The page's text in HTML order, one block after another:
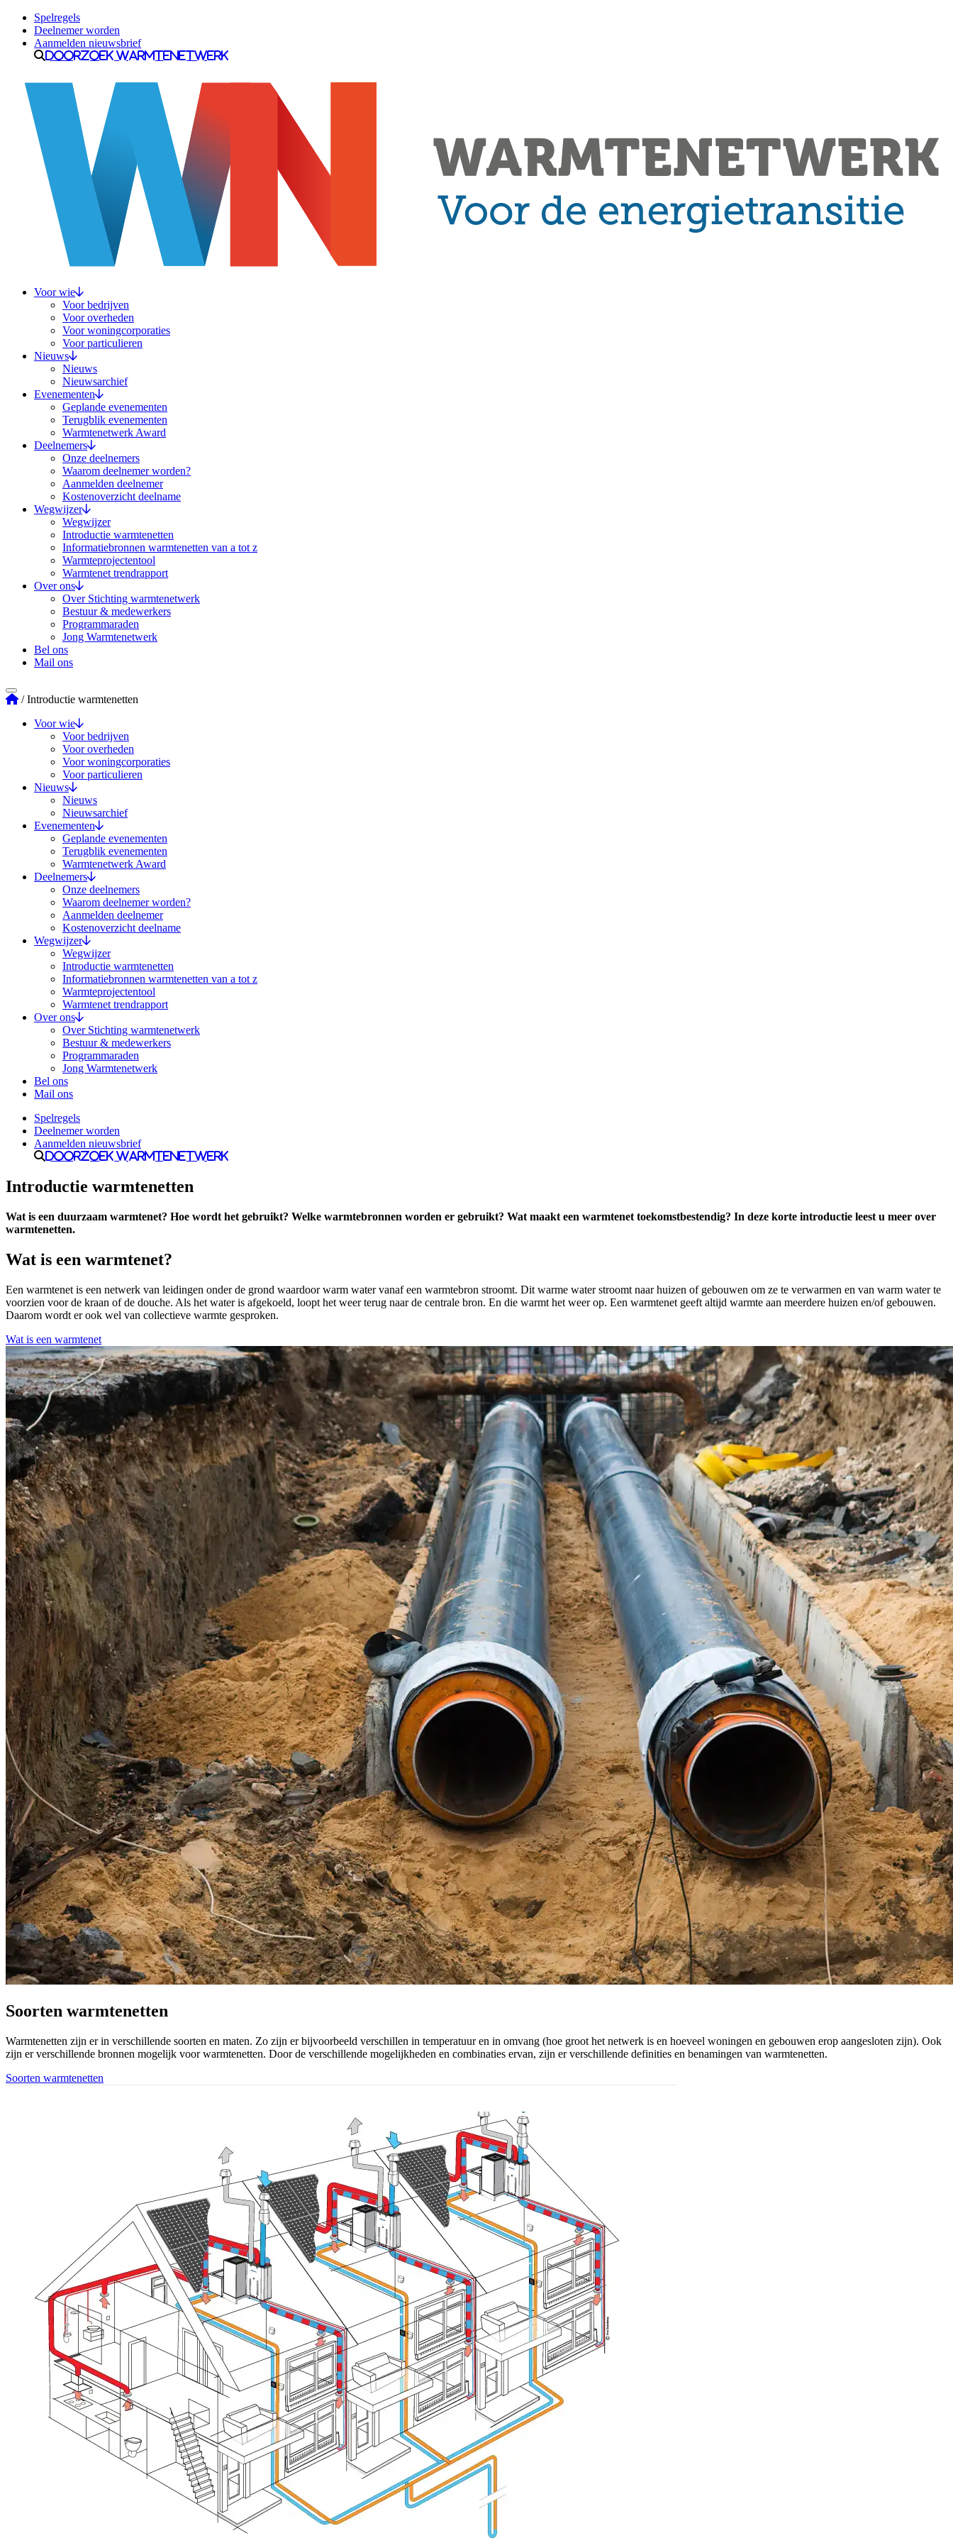
Ga naar inhoud
Spelregels
Deelnemer worden
Aanmelden nieuwsbrief
Doorzoek Warmtenetwerk
Voor wie
Voor bedrijven
Voor overheden
Voor woningcorporaties
Voor particulieren
Nieuws
Nieuws
Nieuwsarchief
Evenementen
Geplande evenementen
Terugblik evenementen
Warmtenetwerk Award
Deelnemers
Onze deelnemers
Waarom deelnemer worden?
Aanmelden deelnemer
Kostenoverzicht deelname
Wegwijzer
Wegwijzer
Introductie warmtenetten
Informatiebronnen warmtenetten van a tot z
Warmteprojectentool
Warmtenet trendrapport
Over ons
Over Stichting warmtenetwerk
Bestuur & medewerkers
Programmaraden
Jong Warmtenetwerk
Bel ons
Mail ons
Stichting Warmtenetwerk
/Introductie warmtenetten
Voor wie
Voor bedrijven
Voor overheden
Voor woningcorporaties
Voor particulieren
Nieuws
Nieuws
Nieuwsarchief
Evenementen
Geplande evenementen
Terugblik evenementen
Warmtenetwerk Award
Deelnemers
Onze deelnemers
Waarom deelnemer worden?
Aanmelden deelnemer
Kostenoverzicht deelname
Wegwijzer
Wegwijzer
Introductie warmtenetten
Informatiebronnen warmtenetten van a tot z
Warmteprojectentool
Warmtenet trendrapport
Over ons
Over Stichting warmtenetwerk
Bestuur & medewerkers
Programmaraden
Jong Warmtenetwerk
Bel ons
Mail ons
Spelregels
Deelnemer worden
Aanmelden nieuwsbrief
Doorzoek Warmtenetwerk
Introductie warmtenetten
Wat is een duurzaam warmtenet? Hoe wordt het gebruikt? Welke warmtebronnen worden er gebruikt? Wat maakt een warmtenet toekomstbestendig? In deze korte introductie leest u meer over
warmtenetten.
Wat is een warmtenet?
Een warmtenet is een netwerk van leidingen onder de grond waardoor warm water vanaf een warmtebron stroomt. Dit warme water stroomt naar huizen of gebouwen om ze te verwarmen en van warm water te
voorzien voor de kraan of de douche. Als het water is afgekoeld, loopt het weer terug naar de centrale bron. En die warmt het weer op. Een warmtenet geeft altijd warmte aan meerdere huizen en/of gebouwen.
Daarom wordt er ook wel van collectieve warmte gesproken.
Wat is een warmtenet
Soorten warmtenetten
Warmtenetten zijn er in verschillende soorten en maten. Zo zijn er bijvoorbeeld verschillen in temperatuur en in omvang (hoe groot het netwerk is en hoeveel woningen en gebouwen erop aangesloten zijn). Ook
zijn er verschillende bronnen mogelijk voor warmtenetten. Door de verschillende mogelijkheden en combinaties ervan, zijn er verschillende definities en benamingen van warmtenetten.
Soorten warmtenetten